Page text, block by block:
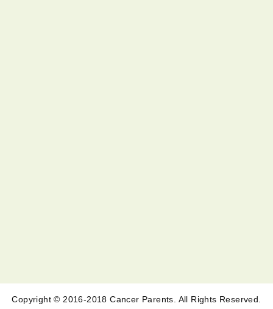
Copyright © 2016-2018 Cancer Parents. All Rights Reserved.